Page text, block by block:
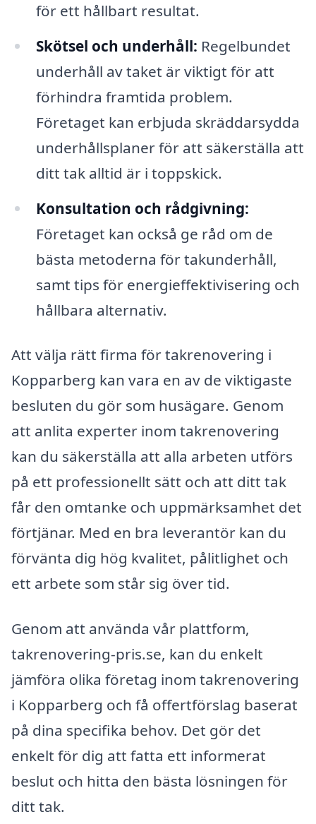
för ett hållbart resultat.
Skötsel och underhåll: Regelbundet
underhåll av taket är viktigt för att
förhindra framtida problem.
Företaget kan erbjuda skräddarsydda
underhållsplaner för att säkerställa att
ditt tak alltid är i toppskick.
Konsultation och rådgivning:
Företaget kan också ge råd om de
bästa metoderna för takunderhåll,
samt tips för energieffektivisering och
hållbara alternativ.
Att välja rätt firma för takrenovering i
Kopparberg kan vara en av de viktigaste
besluten du gör som husägare. Genom
att anlita experter inom takrenovering
kan du säkerställa att alla arbeten utförs
på ett professionellt sätt och att ditt tak
får den omtanke och uppmärksamhet det
förtjänar. Med en bra leverantör kan du
förvänta dig hög kvalitet, pålitlighet och
ett arbete som står sig över tid.
Genom att använda vår plattform,
takrenovering-pris.se, kan du enkelt
jämföra olika företag inom takrenovering
i Kopparberg och få offertförslag baserat
på dina specifika behov. Det gör det
enkelt för dig att fatta ett informerat
beslut och hitta den bästa lösningen för
ditt tak.